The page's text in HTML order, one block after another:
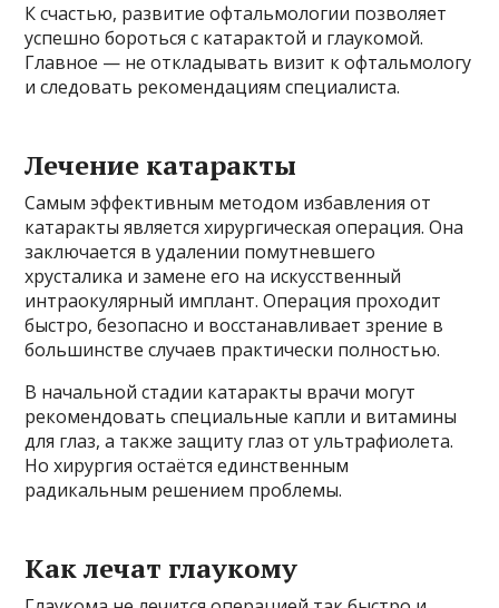
К счастью, развитие офтальмологии позволяет
успешно бороться с катарактой и глаукомой.
Главное — не откладывать визит к офтальмологу
и следовать рекомендациям специалиста.
Лечение катаракты
Самым эффективным методом избавления от
катаракты является хирургическая операция. Она
заключается в удалении помутневшего
хрусталика и замене его на искусственный
интраокулярный имплант. Операция проходит
быстро, безопасно и восстанавливает зрение в
большинстве случаев практически полностью.
В начальной стадии катаракты врачи могут
рекомендовать специальные капли и витамины
для глаз, а также защиту глаз от ультрафиолета.
Но хирургия остаётся единственным
радикальным решением проблемы.
Как лечат глаукому